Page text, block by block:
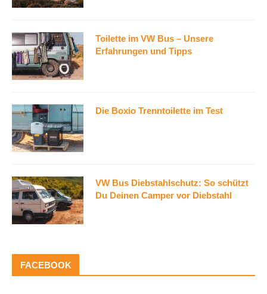
Toilette im VW Bus – Unsere
Erfahrungen und Tipps
Die Boxio Trenntoilette im Test
VW Bus Diebstahlschutz: So schützt
Du Deinen Camper vor Diebstahl
FACEBOOK